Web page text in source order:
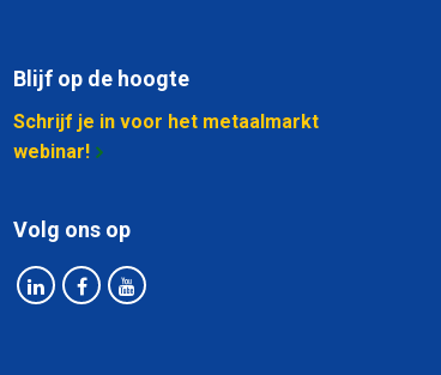
Blijf op de hoogte
Schrijf je in voor het metaalmarkt
webinar!
Volg ons op